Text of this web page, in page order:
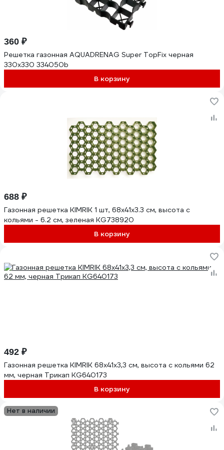
360 ₽
Решетка газонная AQUADRENAG Super TopFix черная
330x330 334050b
В корзину
688 ₽
Газонная решетка KIMRIK 1 шт, 68x41x3.3 см, высота с
кольями - 6.2 см, зеленая KG738920
В корзину
492 ₽
Газонная решетка KIMRIK 68x41x3,3 см, высота с кольями 62
мм, черная Трикап KG640173
В корзину
Нет в наличии